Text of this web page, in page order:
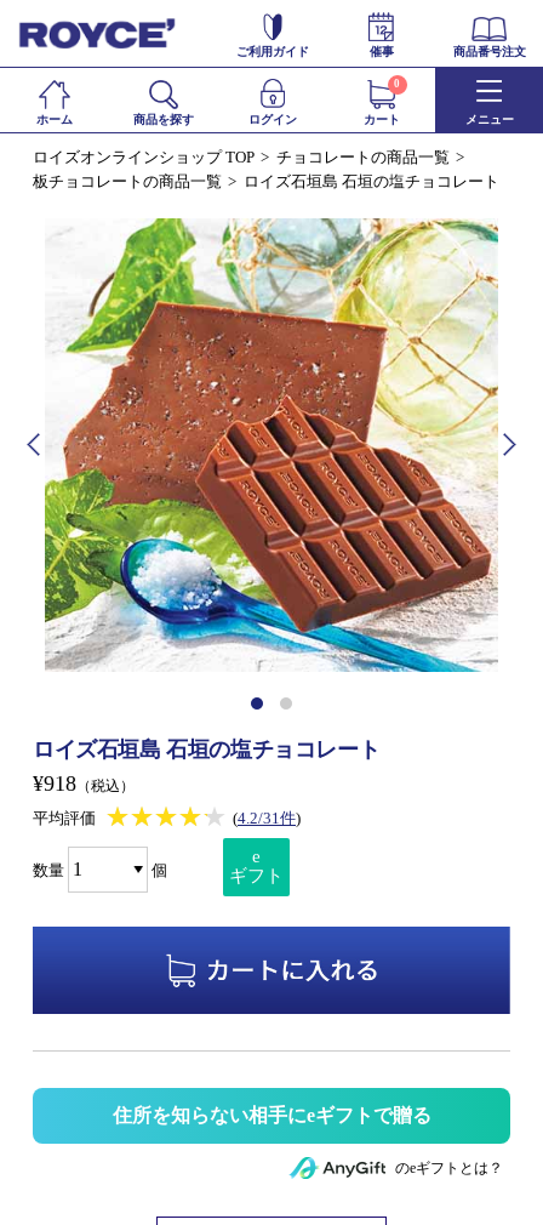
ご利用ガイド 催事 商品番号注文
ホーム 商品を探す ログイン カート
0
メニュー
ロイズオンラインショップ TOP
チョコレートの商品一覧
板チョコレートの商品一覧
ロイズ石垣島 石垣の塩チョコレート
ロイズ石垣島 石垣の塩チョコレート
¥918 （税込）
平均評価 ★★★★★
★★★★★ (4.2/31件)
数量 個
e
ギフト
住所を知らない相手にeギフトで贈る
のeギフトとは？